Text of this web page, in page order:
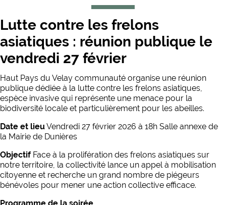
Lutte contre les frelons
asiatiques : réunion publique le
vendredi 27 février
Haut Pays du Velay communauté organise une réunion
publique dédiée à la lutte contre les frelons asiatiques,
espèce invasive qui représente une menace pour la
biodiversité locale et particulièrement pour les abeilles.
Date et lieuVendredi 27 février 2026 à 18h Salle annexe de
la Mairie de Dunières
ObjectifFace à la prolifération des frelons asiatiques sur
notre territoire, la collectivité lance un appel à mobilisation
citoyenne et recherche un grand nombre de piégeurs
bénévoles pour mener une action collective efficace.